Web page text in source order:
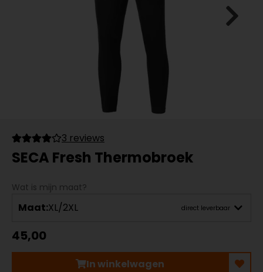
3 reviews
SECA Fresh Thermobroek
Wat is mijn maat?
Maat:XL/2XL direct leverbaar
45,00
In winkelwagen